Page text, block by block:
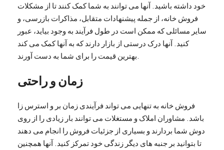
خود داشته باشید. آنها می توانند به شما کمک کنند تا از مشکلات
فروش خانه، از جمله پیشنهادات متقابل، مذاکرات بازرسی، و
سایر مسائلی که ممکن است در طول فرآیند به وجود بیاید، عبور
کنید. آنها درک درستی از بازار دارند که به آنها کمک می کند
زمان و راحتی
فروش خانه به تنهایی می تواند فرآیندی زمان بر و استرس زا
باشد. مشاوران املاک و مستغلات می توانند بار زیادی را از روی
دوش شما بردارند و بسیاری از جزئیات فروش را انجام می دهند
تا بتوانید بر جنبه های دیگر زندگی خود تمرکز کنید. آنها همچنین